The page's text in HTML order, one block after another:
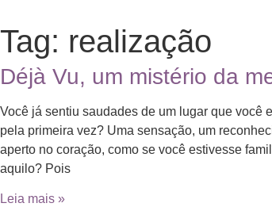
Tag: realização
Déjà Vu, um mistério da
Você já sentiu saudades de um lugar que você
pela primeira vez? Uma sensação, um
aperto no coração, como se você estivesse
aquilo? Pois
Leia mais »